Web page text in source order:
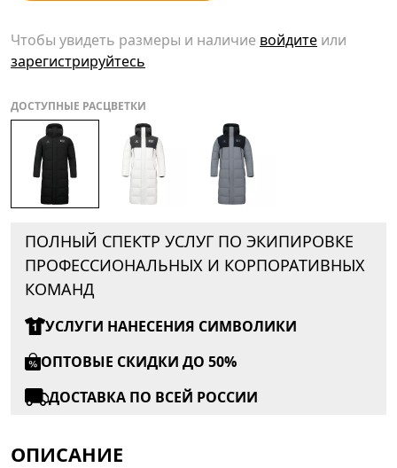
Чтобы увидеть размеры и наличие войдите или
зарегистрируйтесь
ДОСТУПНЫЕ РАСЦВЕТКИ
ПОЛНЫЙ СПЕКТР УСЛУГ ПО ЭКИПИРОВКЕ
ПРОФЕССИОНАЛЬНЫХ И КОРПОРАТИВНЫХ
КОМАНД
УСЛУГИ НАНЕСЕНИЯ СИМВОЛИКИ
ОПТОВЫЕ СКИДКИ ДО 50%
ДОСТАВКА ПО ВСЕЙ РОССИИ
ОПИСАНИЕ